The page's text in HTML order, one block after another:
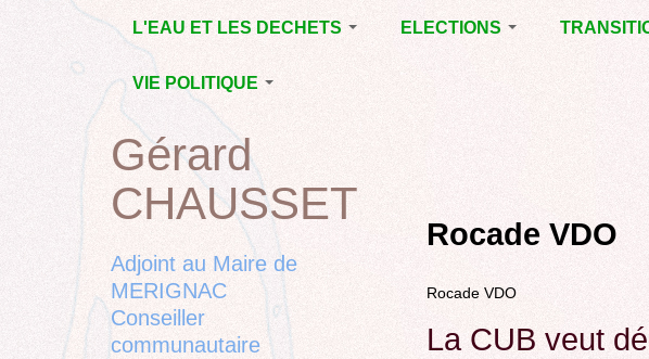
L'EAU ET LES DECHETS
ECONOMIE D’EAU,
SAGE, SÉCHERESSE
LA GESTION DES
DECHETS
CONTRAT DE L'EAU,
POLLUTIONS
ELECTIONS
DÉPARTEMENTALES
RUBRIQUE EN
CHANTIER ET A
COMPLETER
LA LUTTE
VIE POLITIQUE
L’ACTION POLITIQUE À
MÉRIGNAC
BORDEAUX
METROPOLE
EMPLOI, SOLIDARITES
ELECTIONS,
RUBRIQUES
DIVERSES, PETITES
PHRASES..
to
top
Rocade VDO
Rocade VDO
La CUB veut
Back
to
top
Gérard
CHAUSSET
Adjoint au Maire de
MERIGNAC
Conseiller
communautaire